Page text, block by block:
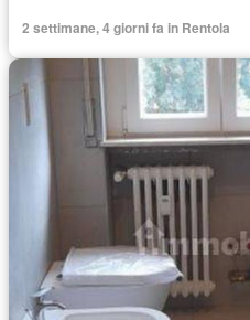
2 settimane, 4 giorni fa in Rentola